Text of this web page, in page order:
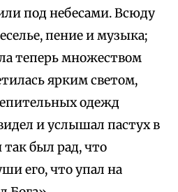
под небесами. Всюду
пение и музыка;
теперь множеством
ярким светом,
одежд
и услышал пастух в
был рад, что
его, что упал на